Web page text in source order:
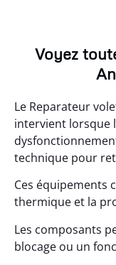
Voyez
Le Reparateur
intervient lorsque
technique pour
Ces équipements
thermique et la
Les composants
blocage ou un